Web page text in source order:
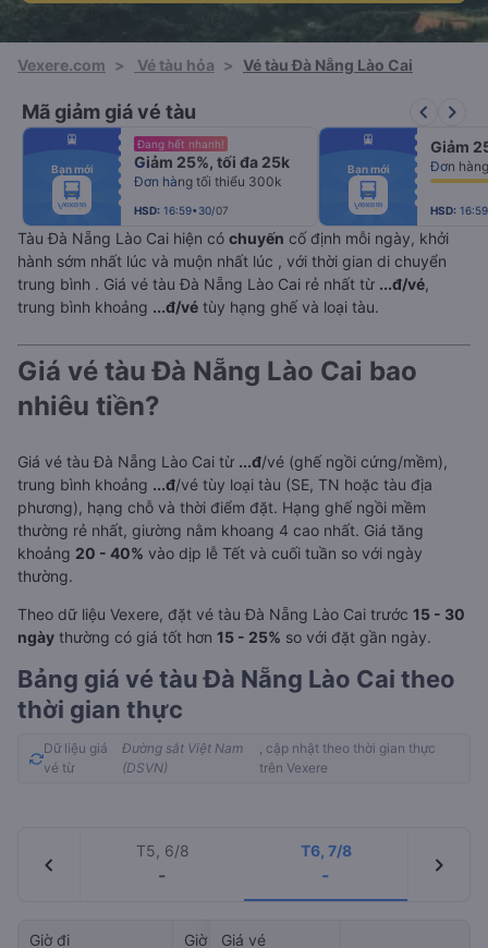
Vexere.com > Vé tàu hỏa > Vé tàu Đà Nẵng Lào Cai
Mã giảm giá vé tàu keyboard_arrow_left keyboard_arrow_right
fiber_manual_record
fiber_manual_record
fiber_manual_record
fiber_manual_record
fiber_manual_record
fiber_manual_record
fiber_manual_record
Bạn mới
Đang hết nhanh!
Giảm 25%, tối đa 25k
Đơn hàng tối thiểu 300k
HSD: 16:59•30/07
fiber_manual_record
fiber_manual_record
fiber_manual_record
fiber_manual_record
fiber_manual_record
fiber_manual_record
fiber_manual_record
Bạn mới
Giảm
HSD:
Tàu Đà Nẵng Lào Cai hiện có chuyến cố định mỗi ngày, khởi
hành sớm nhất lúc và muộn nhất lúc , với thời gian di chuyển
trung bình . Giá vé tàu Đà Nẵng Lào Cai rẻ nhất từ ...đ/vé,
trung bình khoảng ...đ/vé tùy hạng ghế và loại tàu.
Giá vé tàu Đà Nẵng Lào Cai bao
nhiêu tiền?
Giá vé tàu Đà Nẵng Lào Cai từ ...đ/vé (ghế ngồi cứng/mềm),
trung bình khoảng ...đ/vé tùy loại tàu (SE, TN hoặc tàu địa
phương), hạng chỗ và thời điểm đặt. Hạng ghế ngồi mềm
thường rẻ nhất, giường nằm khoang 4 cao nhất. Giá tăng
khoảng 20 - 40% vào dịp lễ Tết và cuối tuần so với ngày
thường.
Theo dữ liệu Vexere, đặt vé tàu Đà Nẵng Lào Cai trước 15 - 30
ngày thường có giá tốt hơn 15 - 25% so với đặt gần ngày.
Bảng giá vé tàu Đà Nẵng Lào Cai theo
thời gian thực
Dữ liệu giá
vé từ
Đường sắt Việt Nam
(DSVN)
, cập nhật theo thời gian thực
trên Vexere
chevron_left
T5, 6/8
-
T6, 7/8
- chevron_right
Giờ đi Giờ đếnGiá vé